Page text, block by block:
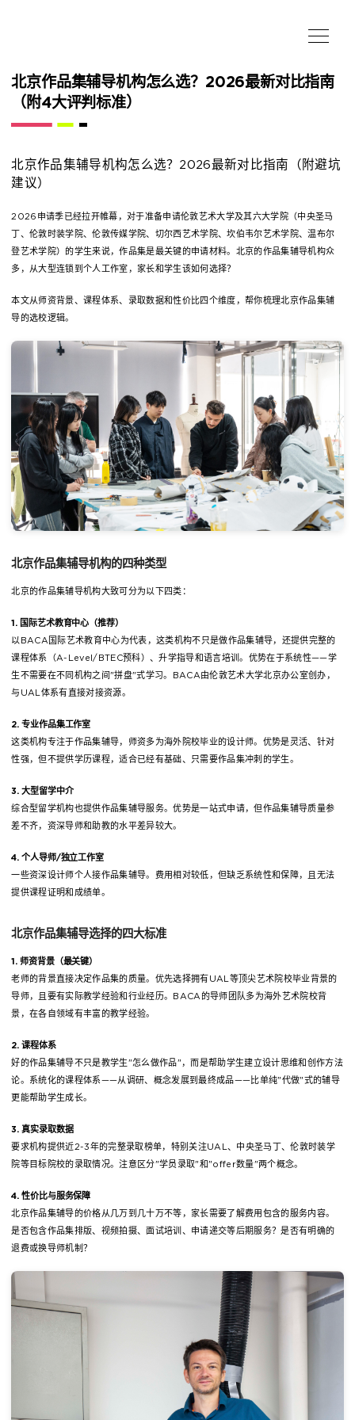
北京作品集辅导机构怎么选？2026最新对比指南
（附4大评判标准）
北京作品集辅导机构怎么选？2026最新对比指南（附避坑
建议）
2026申请季已经拉开帷幕，对于准备申请伦敦艺术大学及其六大学院（中央圣马
丁、伦敦时装学院、伦敦传媒学院、切尔西艺术学院、坎伯韦尔艺术学院、温布尔
登艺术学院）的学生来说，作品集是最关键的申请材料。北京的作品集辅导机构众
多，从大型连锁到个人工作室，家长和学生该如何选择？
本文从师资背景、课程体系、录取数据和性价比四个维度，帮你梳理北京作品集辅
导的选校逻辑。
北京作品集辅导机构的四种类型
北京的作品集辅导机构大致可分为以下四类：
1. 国际艺术教育中心（推荐）
以BACA国际艺术教育中心为代表，这类机构不只是做作品集辅导，还提供完整的
课程体系（A-Level/BTEC预科）、升学指导和语言培训。优势在于系统性——学
生不需要在不同机构之间"拼盘"式学习。BACA由伦敦艺术大学北京办公室创办，
与UAL体系有直接对接资源。
2. 专业作品集工作室
这类机构专注于作品集辅导，师资多为海外院校毕业的设计师。优势是灵活、针对
性强，但不提供学历课程，适合已经有基础、只需要作品集冲刺的学生。
3. 大型留学中介
综合型留学机构也提供作品集辅导服务。优势是一站式申请，但作品集辅导质量参
差不齐，资深导师和助教的水平差异较大。
4. 个人导师/独立工作室
一些资深设计师个人接作品集辅导。费用相对较低，但缺乏系统性和保障，且无法
提供课程证明和成绩单。
北京作品集辅导选择的四大标准
1. 师资背景（最关键）
老师的背景直接决定作品集的质量。优先选择拥有UAL等顶尖艺术院校毕业背景的
导师，且要有实际教学经验和行业经历。BACA的导师团队多为海外艺术院校背
景，在各自领域有丰富的教学经验。
2. 课程体系
好的作品集辅导不只是教学生"怎么做作品"，而是帮助学生建立设计思维和创作方法
论。系统化的课程体系——从调研、概念发展到最终成品——比单纯"代做"式的辅导
更能帮助学生成长。
3. 真实录取数据
要求机构提供近2-3年的完整录取榜单，特别关注UAL、中央圣马丁、伦敦时装学
院等目标院校的录取情况。注意区分"学员录取"和"offer数量"两个概念。
4. 性价比与服务保障
北京作品集辅导的价格从几万到几十万不等，家长需要了解费用包含的服务内容。
是否包含作品集排版、视频拍摄、面试培训、申请递交等后期服务？是否有明确的
退费或换导师机制？